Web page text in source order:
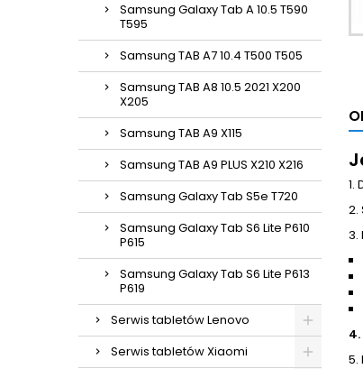
Samsung Galaxy Tab A 10.5 T590
T595
Samsung TAB A7 10.4 T500 T505
Samsung TAB A8 10.5 2021 X200
X205
Samsung TAB A9 X115
Samsung TAB A9 PLUS X210 X216
Samsung Galaxy Tab S5e T720
Samsung Galaxy Tab S6 Lite P610
P615
Samsung Galaxy Tab S6 Lite P613
P619
Serwis tabletów Lenovo
Serwis tabletów Xiaomi
1.
2.
3.
5.